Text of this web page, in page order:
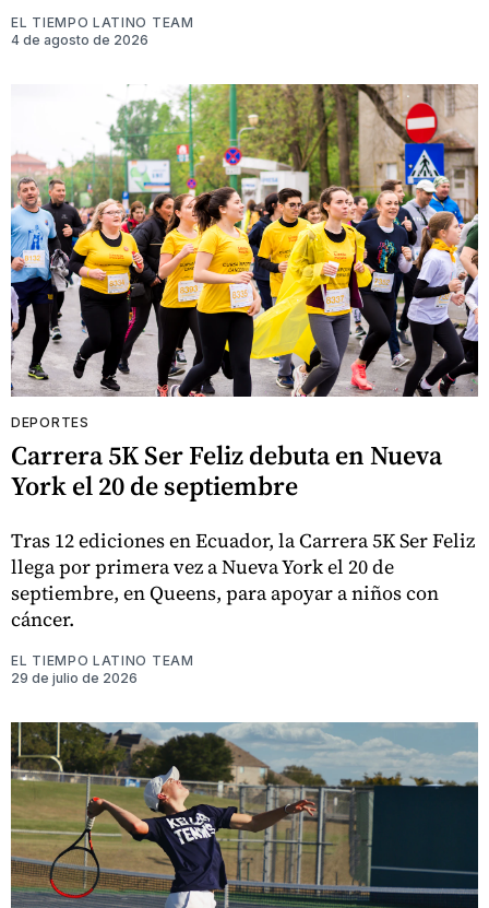
EL TIEMPO LATINO TEAM
4 de agosto de 2026
DEPORTES
Carrera 5K Ser Feliz debuta en Nueva
York el 20 de septiembre
Tras 12 ediciones en Ecuador, la Carrera 5K Ser Feliz
llega por primera vez a Nueva York el 20 de
septiembre, en Queens, para apoyar a niños con
cáncer.
EL TIEMPO LATINO TEAM
29 de julio de 2026